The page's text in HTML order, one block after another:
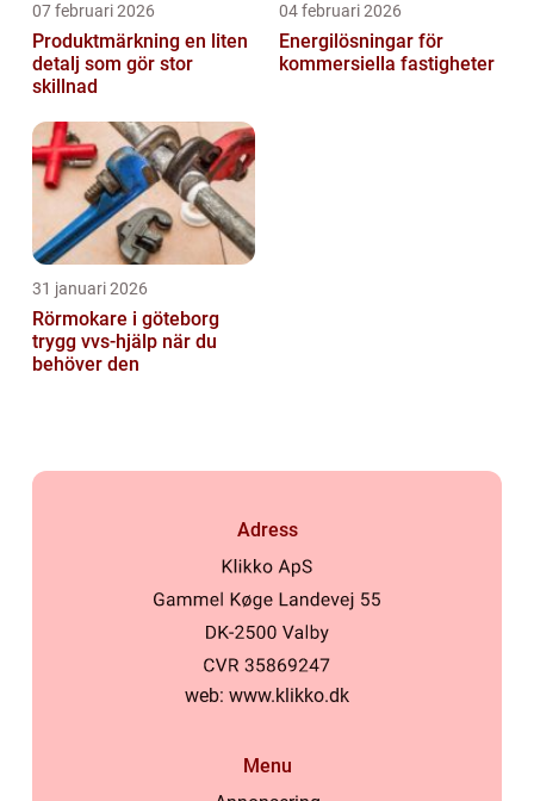
07 februari 2026
Produktmärkning en liten
detalj som gör stor
skillnad
04 februari 2026
Energilösningar för
kommersiella fastigheter
31 januari 2026
Rörmokare i göteborg
trygg vvs-hjälp när du
behöver den
Adress
web: www.klikko.dk
Menu